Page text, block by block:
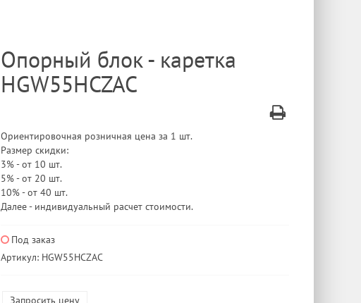
Опорный блок - каретка
HGW55HCZAC
Ориентировочная розничная цена за 1 шт.
Размер скидки:
3% - от 10 шт.
5% - от 20 шт.
10% - от 40 шт.
Далее - индивидуальный расчет стоимости.
Под заказ
Артикул: HGW55HCZAC
Запросить цену